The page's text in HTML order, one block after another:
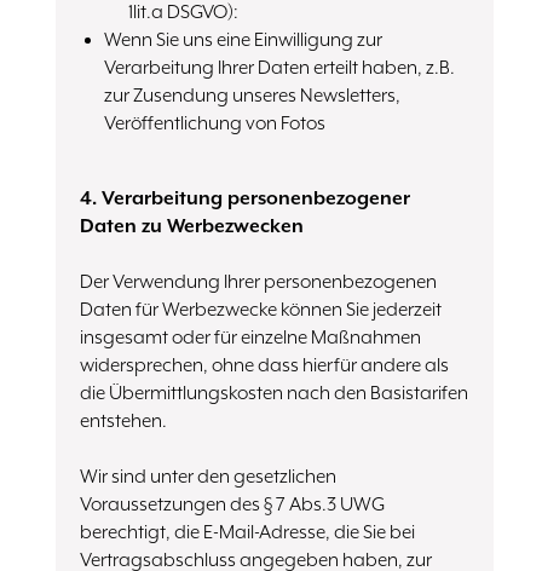
1lit.a DSGVO):
Wenn Sie uns eine Einwilligung zur
Verarbeitung Ihrer Daten erteilt haben, z.B.
zur Zusendung unseres Newsletters,
Veröffentlichung von Fotos
4. Verarbeitung personenbezogener
Daten zu Werbezwecken
Der Verwendung Ihrer personenbezogenen
Daten für Werbezwecke können Sie jederzeit
insgesamt oder für einzelne Maßnahmen
widersprechen, ohne dass hierfür andere als
die Übermittlungskosten nach den Basistarifen
entstehen.
Wir sind unter den gesetzlichen
Voraussetzungen des § 7 Abs.3 UWG
berechtigt, die E-Mail-Adresse, die Sie bei
Vertragsabschluss angegeben haben, zur